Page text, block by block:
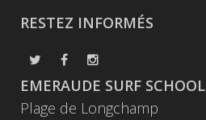
RESTEZ INFORMÉS
EMERAUDE SURF SCHOOL
Plage de Longchamp